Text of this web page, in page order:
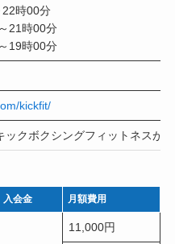
時00分
21時00分
19時00分
kickfit/
ックボクシングフィットネスが
入会金 月額費用
11,000円